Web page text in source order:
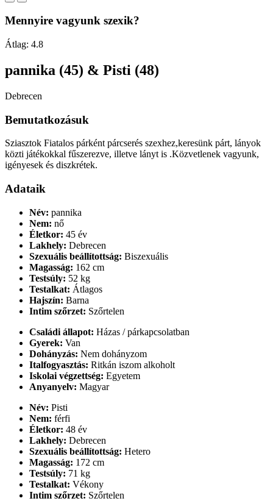
Mennyire vagyunk szexik?
Átlag: 4.8
pannika (45) & Pisti (48)
Debrecen
Bemutatkozásuk
Sziasztok Fiatalos párként párcserés szexhez,keresünk párt, lányok
közti játékokkal fűszerezve, illetve lányt is .Közvetlenek vagyunk,
igényesek és diszkrétek.
Adataik
Név: pannika
Nem: nő
Életkor: 45 év
Lakhely: Debrecen
Szexuális beállítottság: Biszexuális
Magasság: 162 cm
Testsúly: 52 kg
Testalkat: Átlagos
Hajszín: Barna
Intim szőrzet: Szőrtelen
Családi állapot: Házas / párkapcsolatban
Gyerek: Van
Dohányzás: Nem dohányzom
Italfogyasztás: Ritkán iszom alkoholt
Iskolai végzettség: Egyetem
Anyanyelv: Magyar
Név: Pisti
Nem: férfi
Életkor: 48 év
Lakhely: Debrecen
Szexuális beállítottság: Hetero
Magasság: 172 cm
Testsúly: 71 kg
Testalkat: Vékony
Intim szőrzet: Szőrtelen